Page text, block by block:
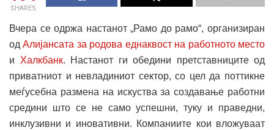
SHARES
Вчера се одржа настанот „Рамо до рамо“, организиран
одАлијансата за родова еднаквост на работното место
и Халкбанк. Настанот ги обедини претставниците од
приватниот и невладиниот сектор, со цел да поттикне
меѓусебна размена на искуства за создавање работни
средини што се не само успешни, туку и праведни,
инклузивни и иновативни. Компаниите кои вложуваат